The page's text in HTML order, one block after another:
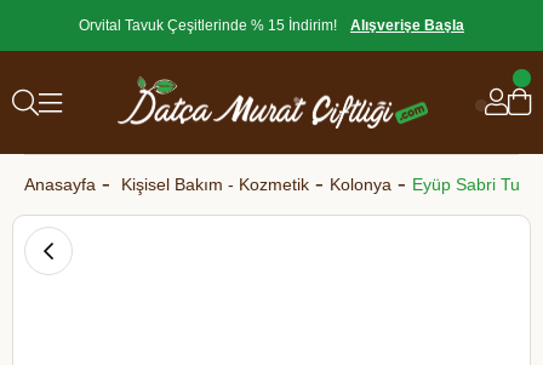
Orvital Tavuk Çeşitlerinde % 15 İndirim! Alışverişe Başla
Anasayfa Kişisel Bakım - Kozmetik Kolonya Eyüp Sabri